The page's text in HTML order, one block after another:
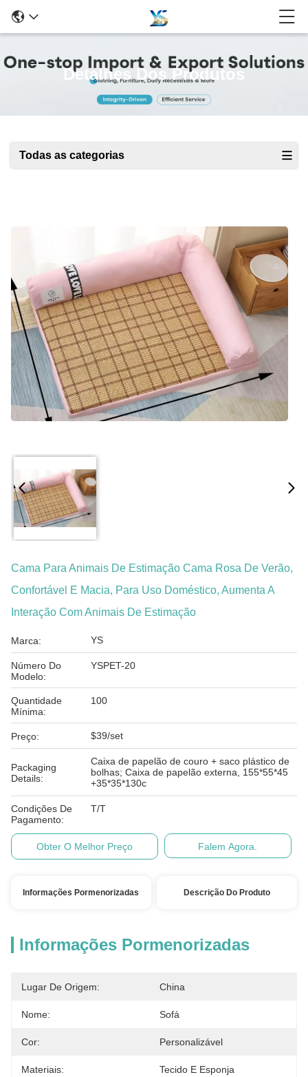
Detalhes Dos Produtos
Todas as categorias
Cama Para Animais De Estimação Cama Rosa De Verão,
Confortável E Macia, Para Uso Doméstico, Aumenta A
Interação Com Animais De Estimação
Marca: YS
Número Do
Modelo:
YSPET-20
Quantidade
Mínima:
100
Preço: $39/set
Packaging
Details:
Caixa de papelão de couro + saco plástico de
bolhas; Caixa de papelão externa, 155*55*45
+35*35*130c
Condições De
Pagamento:
T/T
Obter O Melhor Preço Falem Agora.
Informações Pormenorizadas Descrição Do Produto
Informações Pormenorizadas
Lugar De Origem: China
Nome: Sofá
Cor: Personalizável
Materiais: Tecido E Esponja